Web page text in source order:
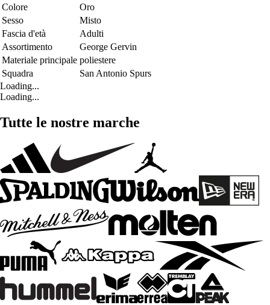
Colore
Oro
Sesso
Misto
Fascia d'età
Adulti
Assortimento
George Gervin
Materiale principale poliestere
Squadra
San Antonio Spurs
Loading...
Loading...
Tutte le nostre marche